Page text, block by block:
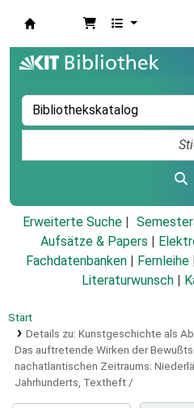
Erweiterte Suche
Aufsätze & Papers
Fachdatenbanken
Fernleihe
Literaturwunsch
Start
Details zu: Kunstgeschichte als
Das auftretende Wirken der
nachatlantischen Zeitraums:
Jahrhunderts, Textheft /